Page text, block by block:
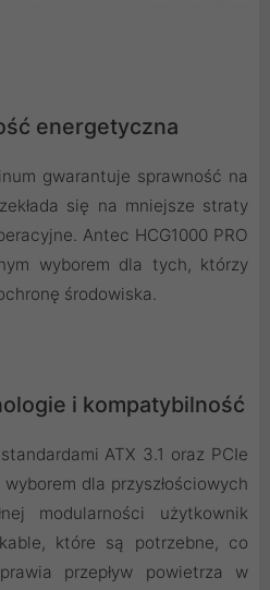
energetyczna
gwarantuje sprawność na
się na mniejsze straty
Antec HCG1000 PRO
wyborem dla tych, którzy
środowiska.
i kompatybilność
ATX 3.1 oraz PCIe
dla przyszłościowych
modularności użytkownik
które są potrzebne, co
przepływ powietrza w